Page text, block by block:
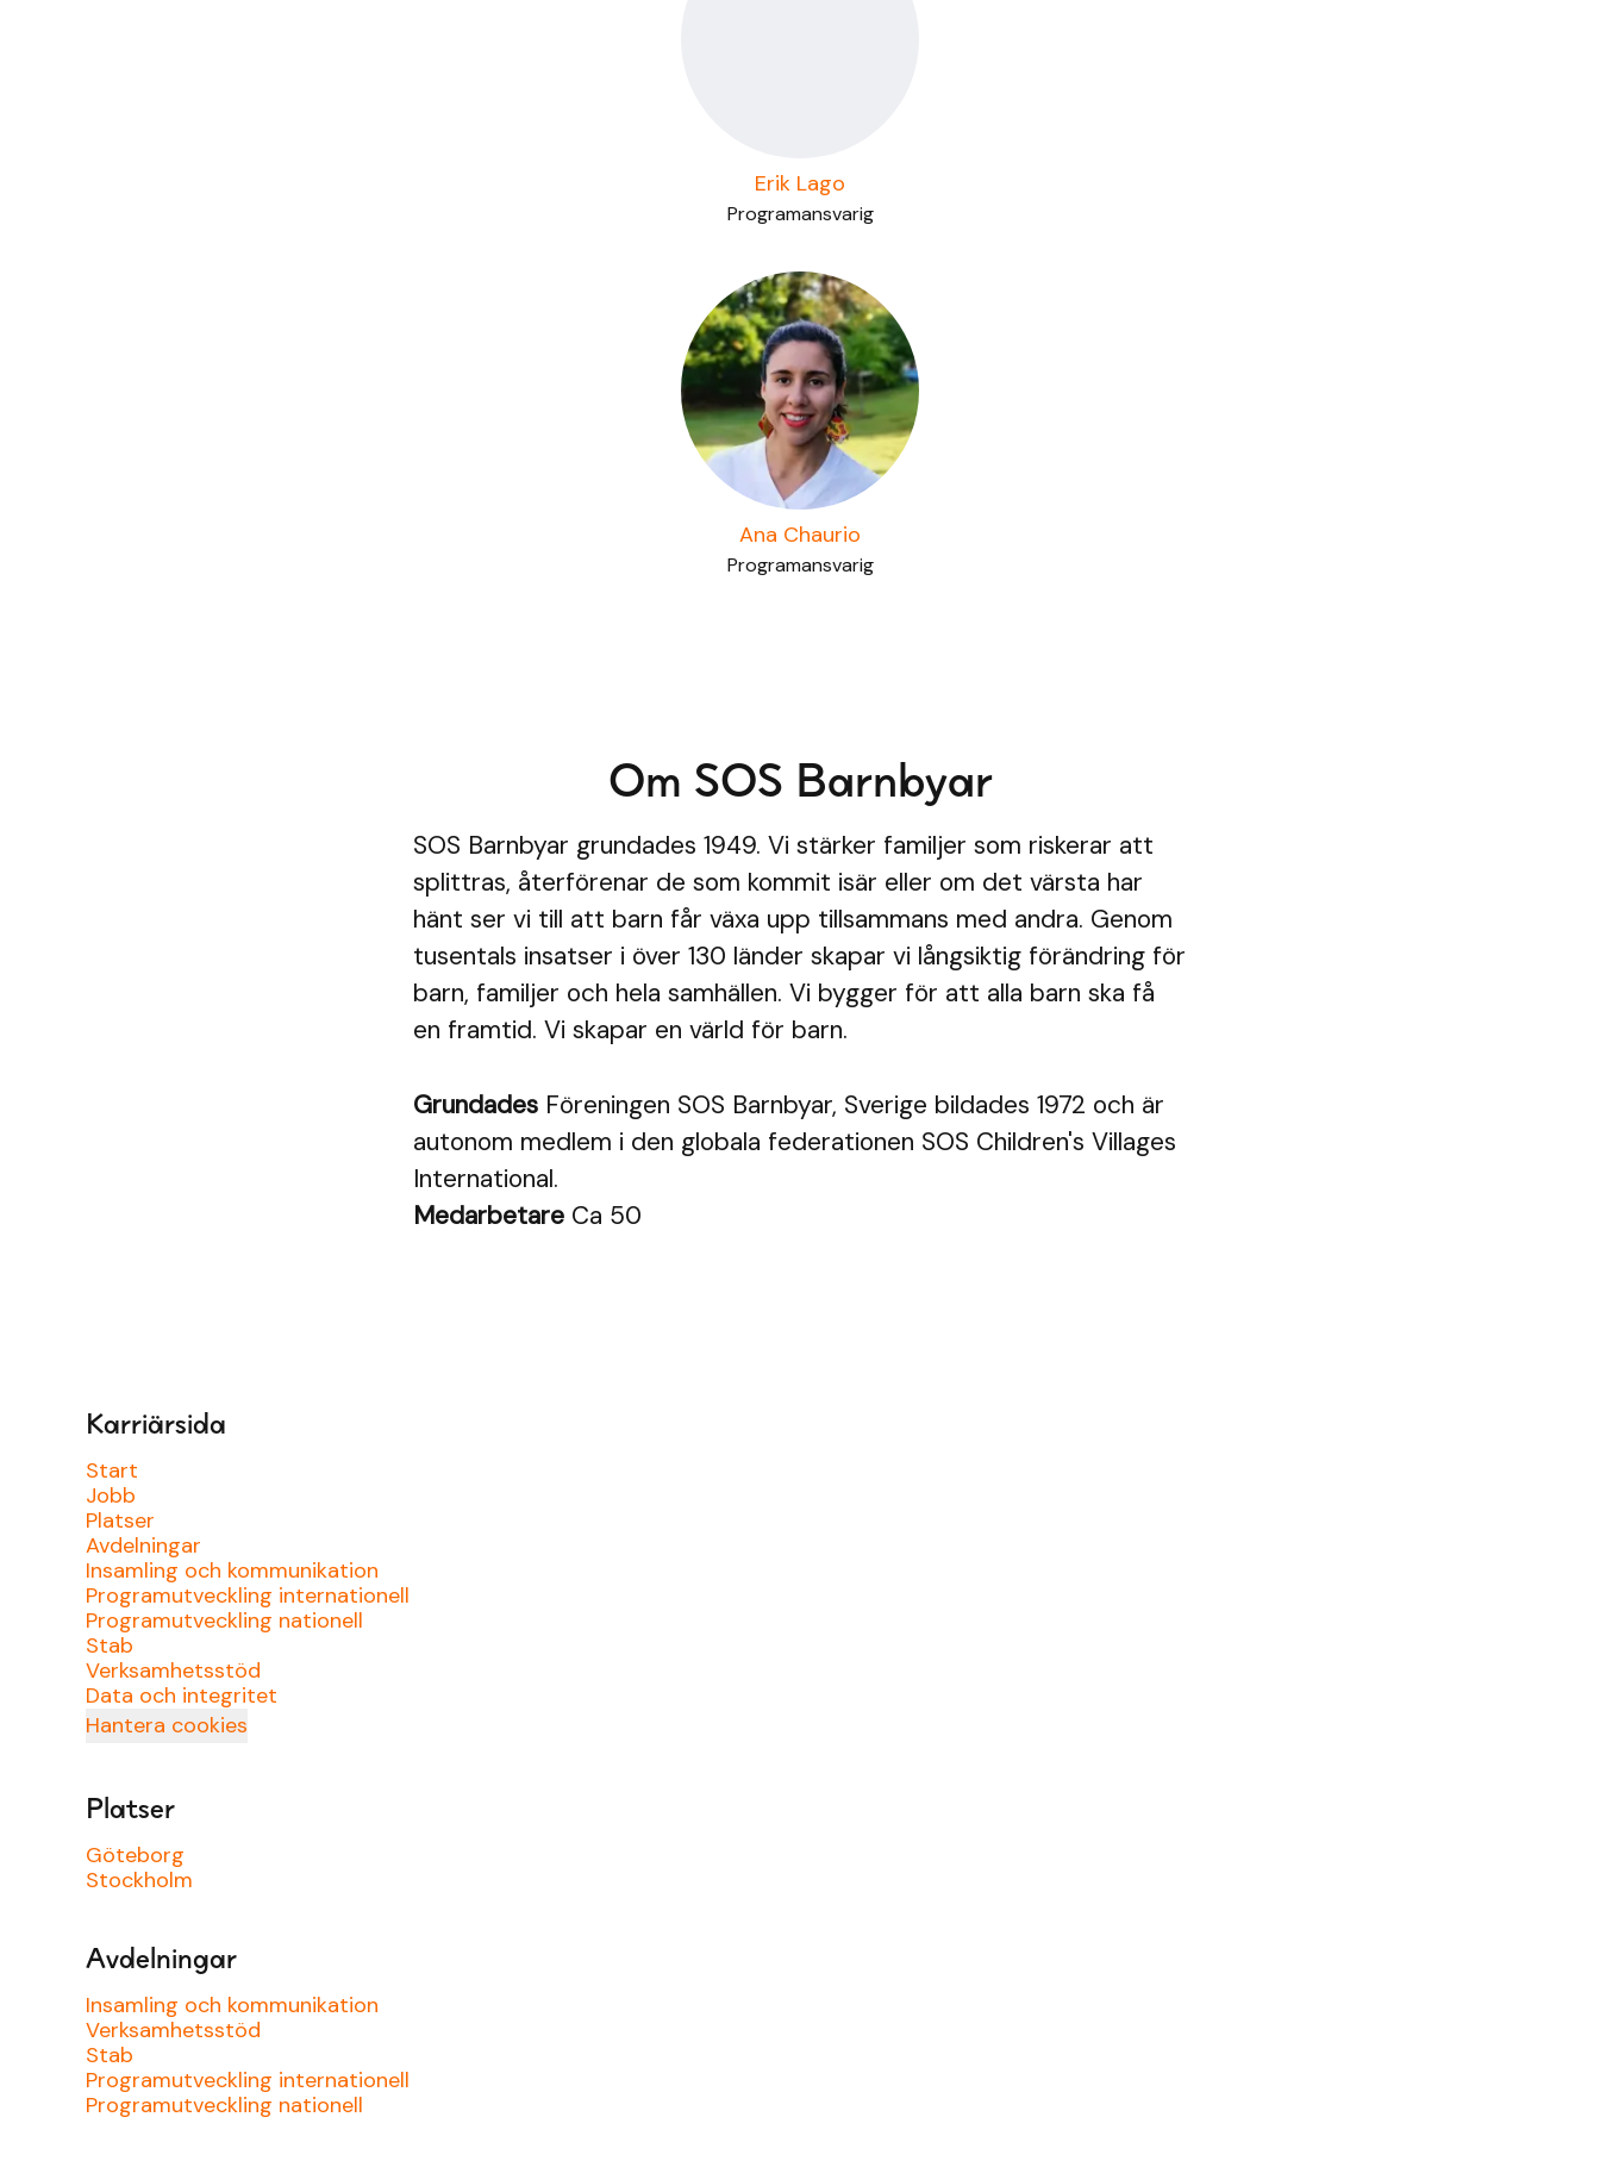
Erik Lago
Programansvarig
Ana Chaurio
Programansvarig
Om SOS Barnbyar
SOS Barnbyar grundades 1949. Vi stärker familjer som riskerar att
splittras, återförenar de som kommit isär eller om det värsta har
hänt ser vi till att barn får växa upp tillsammans med andra. Genom
tusentals insatser i över 130 länder skapar vi långsiktig förändring för
barn, familjer och hela samhällen. Vi bygger för att alla barn ska få
en framtid. Vi skapar en värld för barn.
Grundades Föreningen SOS Barnbyar, Sverige bildades 1972 och är
autonom medlem i den globala federationen SOS Children's Villages
International.
Medarbetare Ca 50
Karriärsida
Start
Jobb
Platser
Avdelningar
Insamling och kommunikation
Programutveckling internationell
Programutveckling nationell
Stab
Verksamhetsstöd
Data och integritet
Hantera cookies
Platser
Göteborg
Stockholm
Avdelningar
Insamling och kommunikation
Verksamhetsstöd
Stab
Programutveckling internationell
Programutveckling nationell